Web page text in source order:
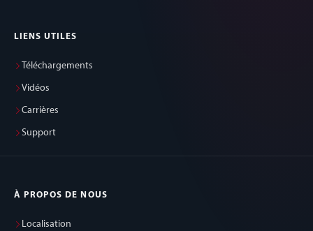
LIENS UTILES
Téléchargements
Vidéos
Carrières
Support
À PROPOS DE NOUS
Localisation